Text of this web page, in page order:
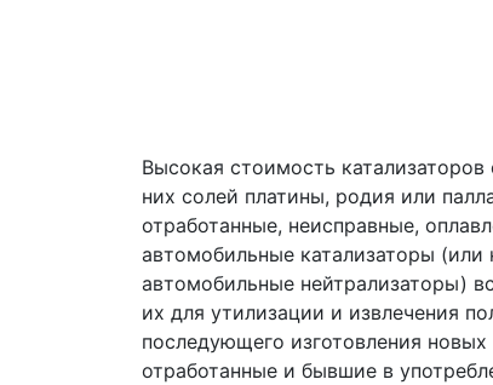
Высокая стоимость
них солей платины, родия или
отработанные, неисправные,
автомобильные катализаторы (или
автомобильные нейтрализаторы)
их для утилизации и извлечения
последующего изготовления
отработанные и бывшие в